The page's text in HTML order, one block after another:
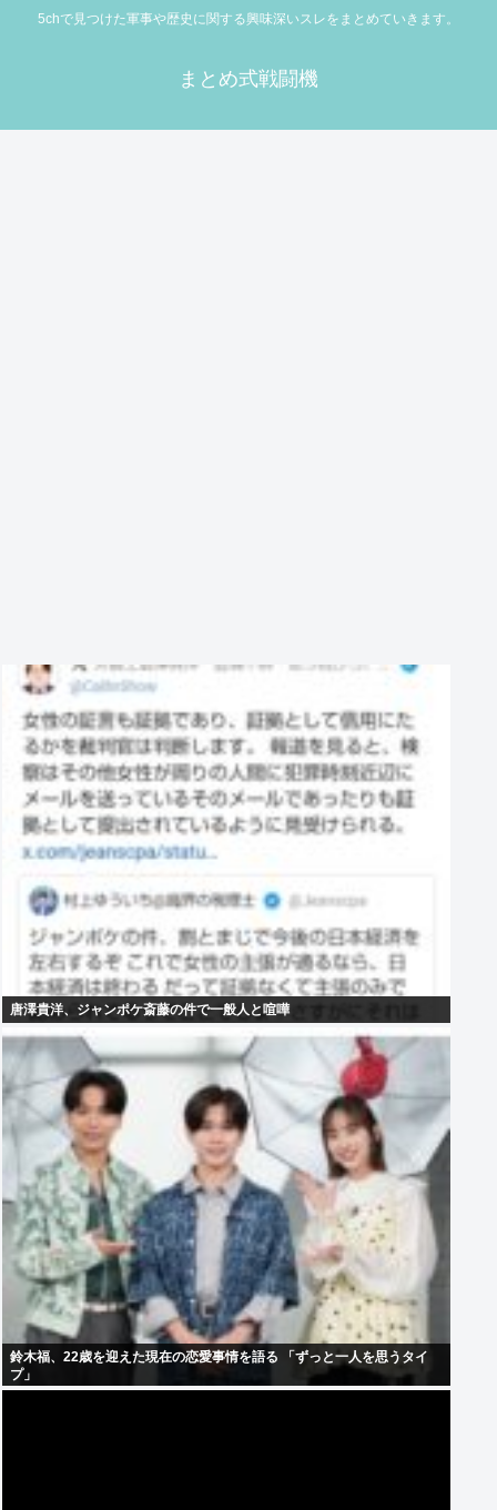
5chで見つけた軍事や歴史に関する興味深いスレをまとめていきます。
まとめ式戦闘機
唐澤貴洋、ジャンポケ斎藤の件で一般人と喧嘩
鈴木福、22歳を迎えた現在の恋愛事情を語る 「ずっと一人を思うタイ
プ」